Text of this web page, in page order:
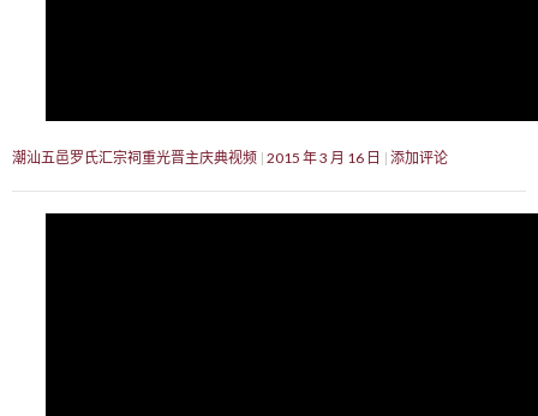
潮汕五邑罗氏汇宗祠重光晋主庆典视频 2015 年 3 月 16 日 添加评论